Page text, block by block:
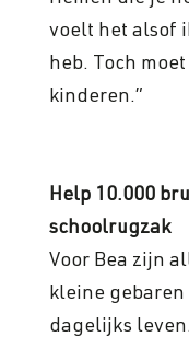
voelt het alsof
heb. Toch
kinderen.”
Help 10.000
schoolrugzak
Voor Bea zijn
kleine
dagelijks